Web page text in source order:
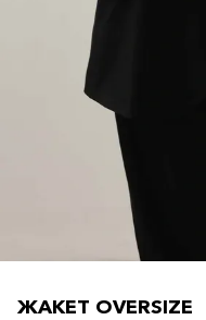
ЖАКЕТ OVERSIZE